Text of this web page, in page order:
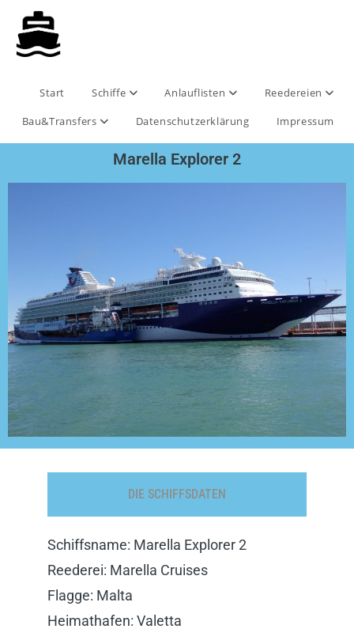
Start Schiffe Anlauflisten
Reedereien
Bau&Transfers
Datenschutzerklärung Impressum
Marella Explorer 2
DIE SCHIFFSDATEN
Schiffsname: Marella Explorer 2
Reederei: Marella Cruises
Flagge: Malta
Heimathafen: Valetta